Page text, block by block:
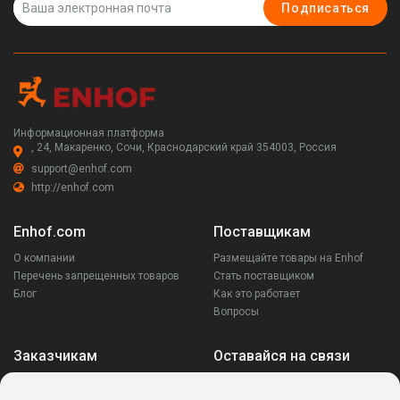
Подписаться
Информационная платформа
, 24, Макаренко, Сочи, Краснодарский край 354003, Россия
support@enhof.com
http://enhof.com
Enhof.com
О компании
Перечень запрещенных товаров
Блог
Поставщикам
Размещайте товары на Enhof
Стать поставщиком
Как это работает
Вопросы
Заказчикам Оставайся на связи